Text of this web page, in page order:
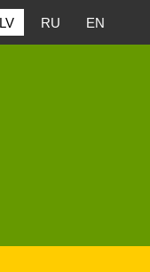
LV RU EN